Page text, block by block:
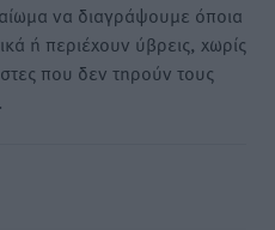
να διαγράψουμε όποια
ή περιέχουν ύβρεις, χωρίς
που δεν τηρούν τους